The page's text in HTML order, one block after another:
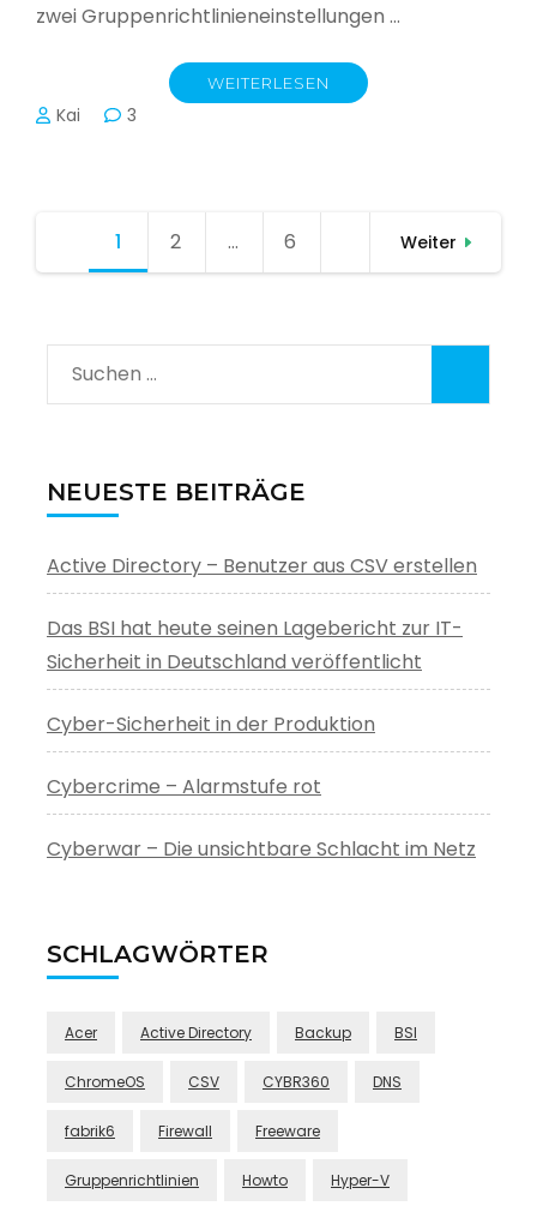
zwei Gruppenrichtlinieneinstellungen …
WEITERLESEN
Kai 3
Seitennummerierung
1 Seite
2 … Seite
6 Weiter
Suchen
nach:
NEUESTE BEITRÄGE
Active Directory – Benutzer aus CSV erstellen
Das BSI hat heute seinen Lagebericht zur IT-
Sicherheit in Deutschland veröffentlicht
Cyber-Sicherheit in der Produktion
Cybercrime – Alarmstufe rot
Cyberwar – Die unsichtbare Schlacht im Netz
SCHLAGWÖRTER
Acer Active Directory Backup BSI
ChromeOS CSV CYBR360 DNS
fabrik6 Firewall Freeware
Gruppenrichtlinien Howto Hyper-V